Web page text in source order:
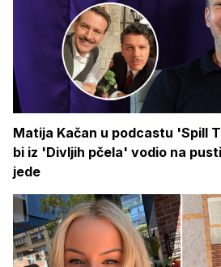
Matija Kačan u podcastu 'Spill
bi iz 'Divljih pčela' vodio na
jede